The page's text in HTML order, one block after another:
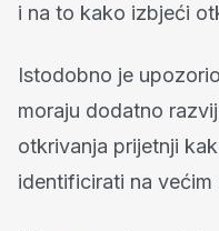
i na to kako izbjeći
Istodobno je
moraju dodatno
otkrivanja prijetnji
identificirati na većim